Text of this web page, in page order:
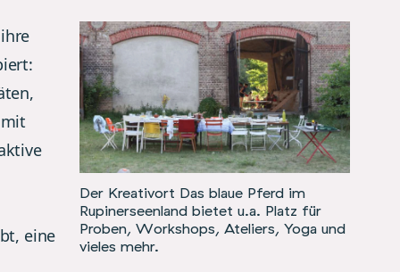
eine
Der Kreativort Das blaue Pferd im
Rupinerseenland bietet u.a. Platz für
Proben, Workshops, Ateliers, Yoga und
vieles mehr.